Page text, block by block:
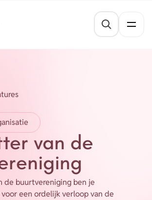
opgroeien
van de
de buurtvereniging ben je
een ordelijk verloop van de